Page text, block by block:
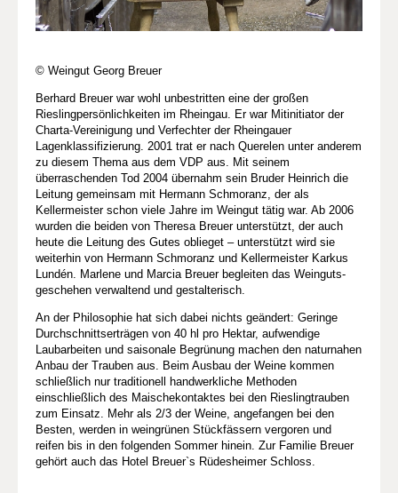
© Weingut Georg Breuer
Berhard Breuer war wohl unbestritten eine der großen
Rieslingpersönlichkeiten im Rheingau. Er war Mitinitiator der
Charta-Vereinigung und Verfechter der Rheingauer
Lagenklassifizierung. 2001 trat er nach Querelen unter anderem
zu diesem Thema aus dem VDP aus. Mit seinem
überraschenden Tod 2004 übernahm sein Bruder Heinrich die
Leitung gemeinsam mit Hermann Schmoranz, der als
Kellermeister schon viele Jahre im Weingut tätig war. Ab 2006
wurden die beiden von Theresa Breuer unterstützt, der auch
heute die Leitung des Gutes oblieget – unterstützt wird sie
weiterhin von Hermann Schmoranz und Kellermeister Karkus
Lundén. Marlene und Marcia Breuer begleiten das Weinguts­
geschehen verwaltend und gestalterisch.
An der Philosophie hat sich dabei nichts geändert: Geringe
Durchschnittserträgen von 40 hl pro Hektar, aufwendige
Laubarbeiten und saisonale Begrünung machen den naturnahen
Anbau der Trauben aus. Beim Ausbau der Weine kommen
schließlich nur traditionell handwerkliche Methoden
einschließlich des Maischekontaktes bei den Rieslingtrauben
zum Einsatz. Mehr als 2/3 der Weine, angefangen bei den
Besten, werden in weingrünen Stückfässern vergoren und
reifen bis in den folgenden Sommer hinein. Zur Familie Breuer
gehört auch das Hotel Breuer`s Rüdesheimer Schloss.